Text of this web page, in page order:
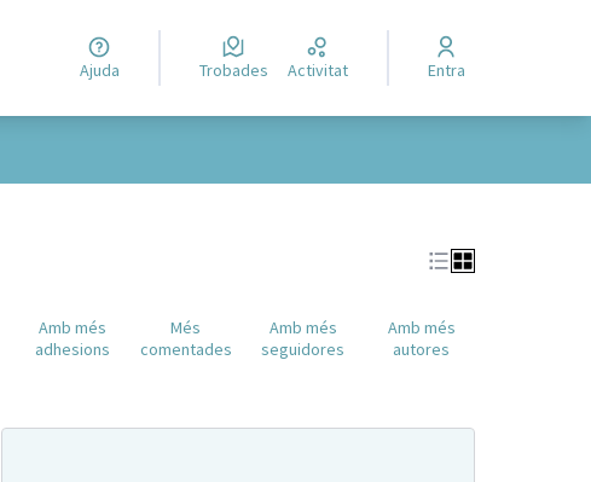
Ajuda Trobades Activitat Entra
Amb més
adhesions
Més
comentades
Amb més
seguidores
Amb més
autores